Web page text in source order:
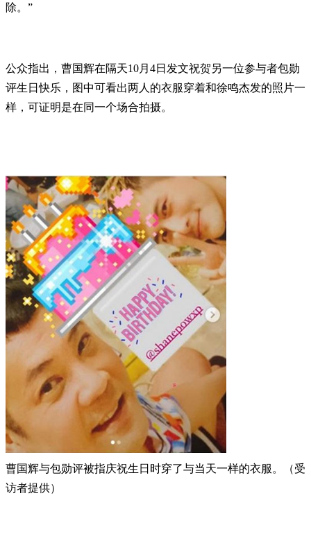
除。”
公众指出，曹国辉在隔天10月4日发文祝贺另一位参与者包勋
评生日快乐，图中可看出两人的衣服穿着和徐鸣杰发的照片一
样，可证明是在同一个场合拍摄。
曹国辉与包勋评被指庆祝生日时穿了与当天一样的衣服。（受
访者提供）